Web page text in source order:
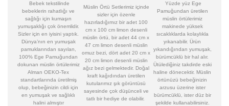
Bebek tekstilinde
bebeklerin rahatlığı ve
sağlığı için kumaşın
yumuşaklığı çok önemlidir.
Sizler için en iyisini yaptık.
Dünya’nın en yumuşak
pamuklarından sayılan,
100% Ege Pamuğundan
dokunan müslin örtülerimiz
Alman OEKO-Tex
standartlarında üretilmiş
olup, bebeğinizin cildi için
en yumuşak ve sağlıklı
halini almıştır
Müslin Örtü Setlerimiz içinde
sizler için özenle
hazırladığımız bir adet 100
cm x 100 cm limon desenli
müslin örtü, bir adet 44 cm x
47 cm limon desenli müslin
omuz bezi, dört adet 20 cm x
20 cm limon desenli müslin
ağız bezi gelmektedir. Doğal
kraft kağıdından üretilen
kutularımız şık görüntüsü
sayesinde çok düşünceli ve
tatlı bir hediye de olabilir.
Yüzde yüz Ege
Pamuğundan üretilen
müslin örtülerimiz
makinede yüksek
sıcaklıklarda kolaylıkla
yıkanabilir. Ürün
yıkandığından yumuşak,
bürümcüklü bir hal alır.
Ütülediğiniz takdirde eski
haline dönecektir. Müslin
örtünüzü bebeğinizin
arzusu üzerine ister
bürümcüklü, ister düz bir
şekilde kullanabilirsiniz.